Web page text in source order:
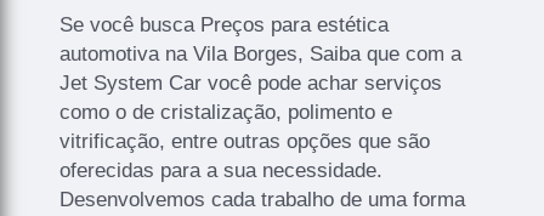
Se você busca Preços para estética
automotiva na Vila Borges, Saiba que com a
Jet System Car você pode achar serviços
como o de cristalização, polimento e
vitrificação, entre outras opções que são
oferecidas para a sua necessidade.
Desenvolvemos cada trabalho de uma forma